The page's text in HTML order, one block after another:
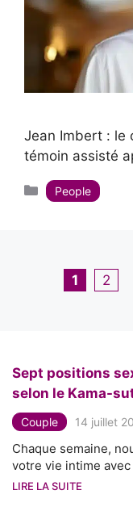
Jean Imbert : le
témoin assisté
Catégories
People
Page
1 Page
2
Sept positions
selon le Kama-
Couple 14 juillet
Chaque semaine,
votre vie intime avec
LIRE LA SUITE